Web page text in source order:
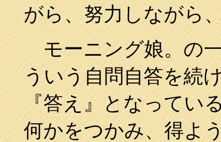
がら、努力しながら
モーニング娘。の
ういう自問自答を続
『答え』となってい
何かをつかみ、得よ